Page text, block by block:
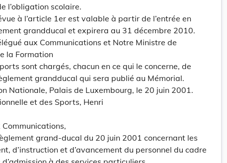
l’obligation scolaire.
à l’article 1er est valable à partir de l’entrée en
grandducal et expirera au 31 décembre 2010.
aux Communications et Notre Ministre de
la Formation
sont chargés, chacun en ce qui le concerne, de
grandducal qui sera publié au Mémorial.
Nationale, Palais de Luxembourg, le 20 juin 2001.
et des Sports, Henri
grand-ducal du 20 juin 2001 concernant les
d’instruction et d’avancement du personnel du cadre